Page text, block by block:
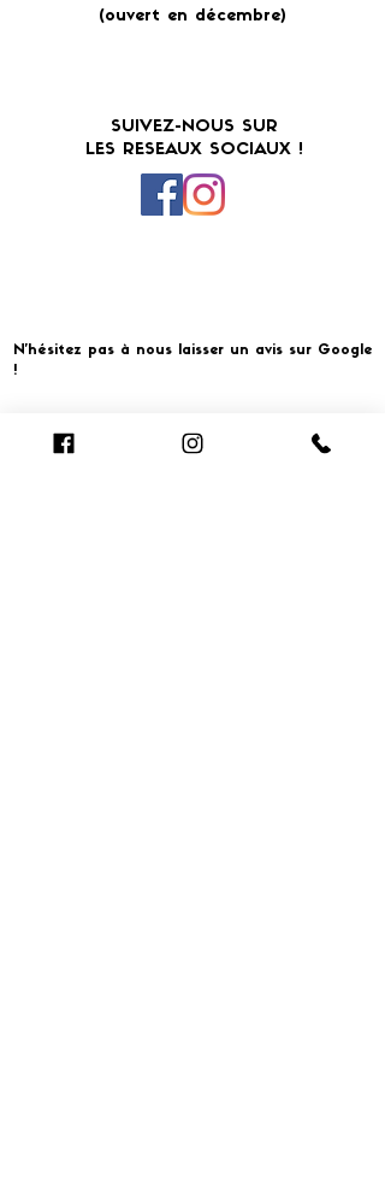
(ouvert en décembre)
SUIVEZ-NOUS SUR
LES RESEAUX SOCIAUX !
N'hésitez pas à nous laisser un avis sur Google
!
Cliquer pour laisser un avis